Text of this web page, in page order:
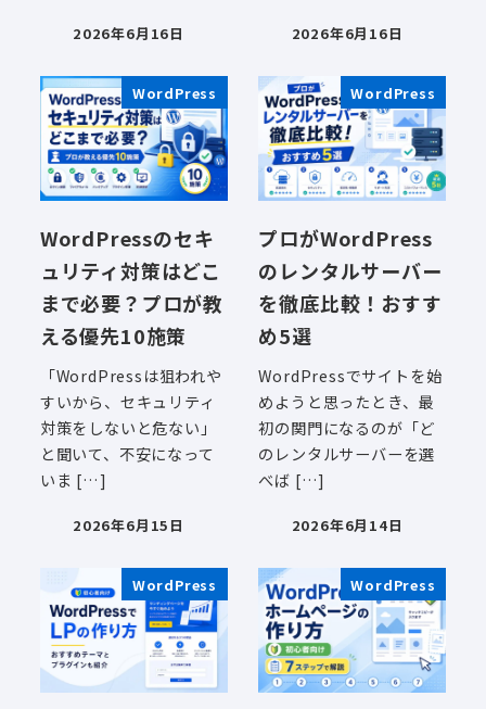
投稿日
2026年6月16日 投稿日
2026年6月16日
WordPress
WordPressのセキ
ュリティ対策はどこ
まで必要？プロが教
える優先10施策
「WordPressは狙われや
すいから、セキュリティ
対策をしないと危ない」
と聞いて、不安になって
いま […]
投稿日
2026年6月15日
WordPress
プロがWordPress
のレンタルサーバー
を徹底比較！おすす
め5選
WordPressでサイトを始
めようと思ったとき、最
初の関門になるのが「ど
のレンタルサーバーを選
べば […]
投稿日
2026年6月14日
WordPress WordPress